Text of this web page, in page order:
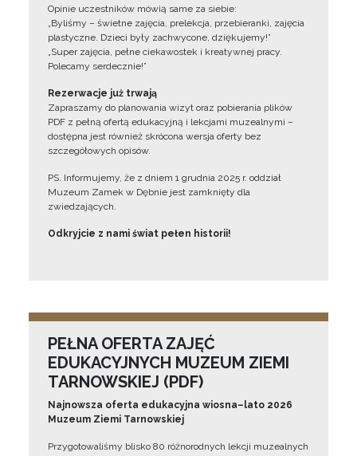
Opinie uczestników mówią same za siebie:
„Byliśmy – świetne zajęcia, prelekcja, przebieranki, zajęcia
plastyczne. Dzieci były zachwycone, dziękujemy!”
„Super zajęcia, pełne ciekawostek i kreatywnej pracy.
Polecamy serdecznie!”
Rezerwacje już trwają
Zapraszamy do planowania wizyt oraz pobierania plików
PDF z pełną ofertą edukacyjną i lekcjami muzealnymi –
dostępna jest również skrócona wersja oferty bez
szczegółowych opisów.
PS. Informujemy, że z dniem 1 grudnia 2025 r. oddział
Muzeum Zamek w Dębnie jest zamknięty dla
zwiedzających.
Odkryjcie z nami świat pełen historii!
PEŁNA OFERTA ZAJĘĆ
EDUKACYJNYCH MUZEUM ZIEMI
TARNOWSKIEJ (PDF)
Najnowsza oferta edukacyjna wiosna–lato 2026
Muzeum Ziemi Tarnowskiej
Przygotowaliśmy blisko 80 różnorodnych lekcji muzealnych